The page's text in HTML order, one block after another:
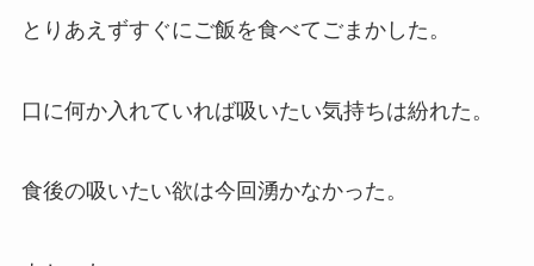
とりあえずすぐにご飯を食べてごまかした。
口に何か入れていれば吸いたい気持ちは紛れた。
食後の吸いたい欲は今回湧かなかった。